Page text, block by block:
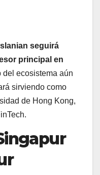
seguirá
principal en
del ecosistema aún
sirviendo como
de Hong Kong,